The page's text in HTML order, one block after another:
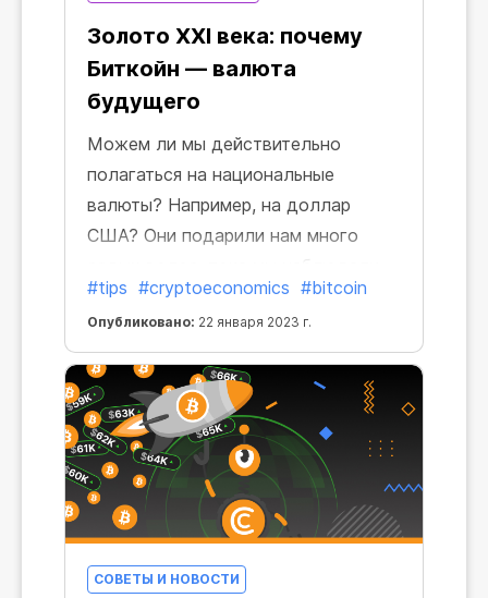
Золото XXI века: почему
Биткойн — валюта
будущего
Можем ли мы действительно
полагаться на национальные
валюты? Например, на доллар
США? Они подарили нам много
за инфляцией, падениями рынков и
глобальными экономическими
тенденциями в течение последних
нескольких лет. Уровень инфляции
доллара США в 2022 году
преодолел исторический максимум
за 40 лет и достиг 7,9%.
#tips #cryptoeconomics #bitcoin
Опубликовано: 22 января 2023 г.
СОВЕТЫ И НОВОСТИ